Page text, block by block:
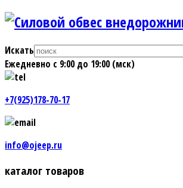
Искать
Ежедневно с 9:00 до 19:00 (мск)
+7(925)178-70-17
info@ojeep.ru
каталог товаров